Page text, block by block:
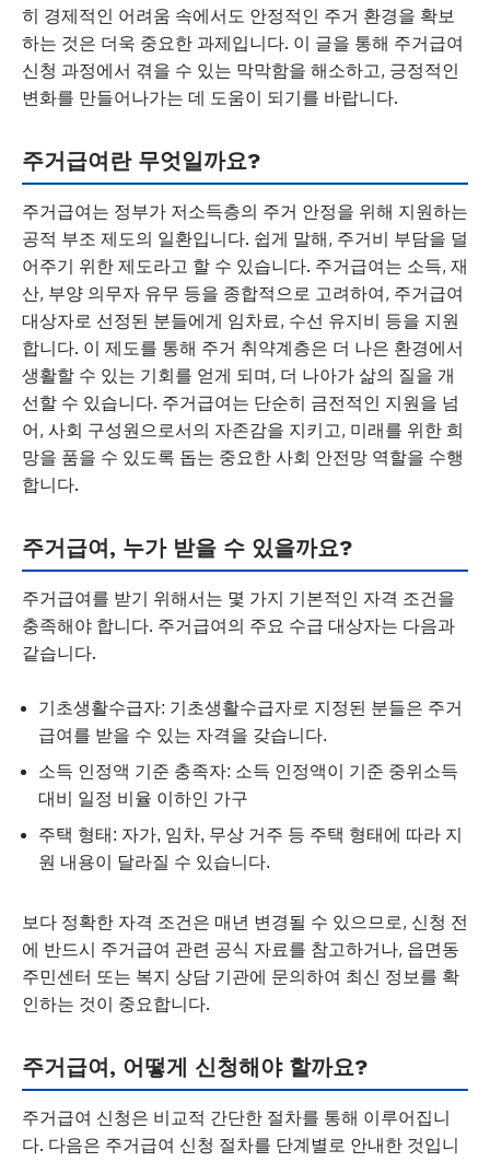
히 경제적인 어려움 속에서도 안정적인 주거 환경을 확보
하는 것은 더욱 중요한 과제입니다. 이 글을 통해 주거급여
신청 과정에서 겪을 수 있는 막막함을 해소하고, 긍정적인
변화를 만들어나가는 데 도움이 되기를 바랍니다.
주거급여란 무엇일까요?
주거급여는 정부가 저소득층의 주거 안정을 위해 지원하는
공적 부조 제도의 일환입니다. 쉽게 말해, 주거비 부담을 덜
어주기 위한 제도라고 할 수 있습니다. 주거급여는 소득, 재
산, 부양 의무자 유무 등을 종합적으로 고려하여, 주거급여
대상자로 선정된 분들에게 임차료, 수선 유지비 등을 지원
합니다. 이 제도를 통해 주거 취약계층은 더 나은 환경에서
생활할 수 있는 기회를 얻게 되며, 더 나아가 삶의 질을 개
선할 수 있습니다. 주거급여는 단순히 금전적인 지원을 넘
어, 사회 구성원으로서의 자존감을 지키고, 미래를 위한 희
망을 품을 수 있도록 돕는 중요한 사회 안전망 역할을 수행
합니다.
주거급여, 누가 받을 수 있을까요?
주거급여를 받기 위해서는 몇 가지 기본적인 자격 조건을
충족해야 합니다. 주거급여의 주요 수급 대상자는 다음과
같습니다.
기초생활수급자: 기초생활수급자로 지정된 분들은 주거
급여를 받을 수 있는 자격을 갖습니다.
소득 인정액 기준 충족자: 소득 인정액이 기준 중위소득
대비 일정 비율 이하인 가구
주택 형태: 자가, 임차, 무상 거주 등 주택 형태에 따라 지
원 내용이 달라질 수 있습니다.
보다 정확한 자격 조건은 매년 변경될 수 있으므로, 신청 전
에 반드시 주거급여 관련 공식 자료를 참고하거나, 읍면동
주민센터 또는 복지 상담 기관에 문의하여 최신 정보를 확
인하는 것이 중요합니다.
주거급여, 어떻게 신청해야 할까요?
주거급여 신청은 비교적 간단한 절차를 통해 이루어집니
다. 다음은 주거급여 신청 절차를 단계별로 안내한 것입니